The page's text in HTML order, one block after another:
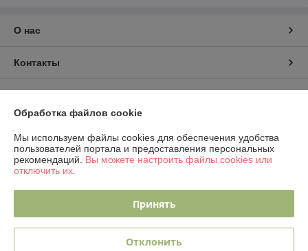
О нас
Контакты
Полная версия сайта
Политика обработки cookies
Обработка файлов cookie
Мы используем файлы cookies для обеспечения удобства
пользователей портала и предоставления персональных
рекомендаций. Вы можете настроить файлы cookies или
отключить их.
Принять
Отклонить